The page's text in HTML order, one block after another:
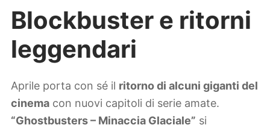
Blockbuster e ritorni
leggendari
Aprile porta con sé il ritorno di alcuni giganti del
cinema con nuovi capitoli di serie amate.
“Ghostbusters – Minaccia Glaciale” si